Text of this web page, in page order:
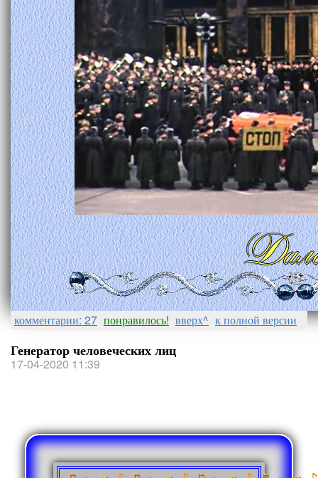
комментарии: 27 понравилось! вверх^ к полной версии
Генератор человеческих лиц
17-04-2020 11:39